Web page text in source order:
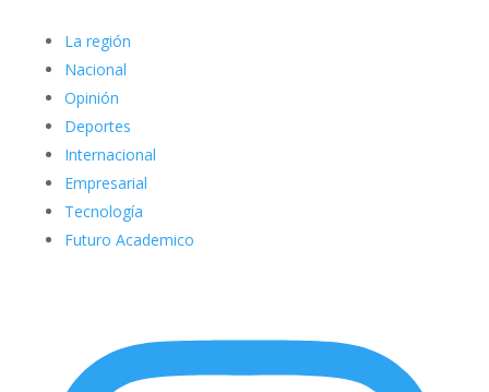
La región
Nacional
Opinión
Deportes
Internacional
Empresarial
Tecnología
Futuro Academico